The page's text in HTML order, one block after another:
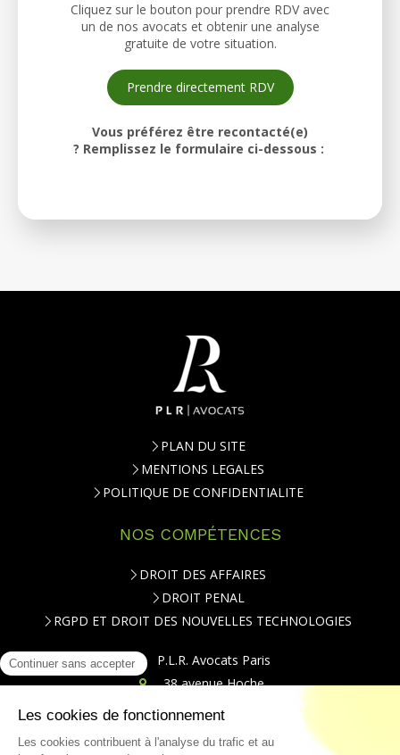
Cliquez sur le bouton pour prendre RDV avec
un de nos avocats et obtenir une analyse
gratuite de votre situation.
Prendre directement RDV
Vous préférez être recontacté(e)
? Remplissez le formulaire ci-dessous :
PLAN DU SITE
MENTIONS LEGALES
POLITIQUE DE CONFIDENTIALITE
NOS COMPÉTENCES
DROIT DES AFFAIRES
DROIT PENAL
RGPD ET DROIT DES NOUVELLES TECHNOLOGIES
P.L.R. Avocats Paris
38 avenue Hoche
Téléphone : 01.84.79.20.00